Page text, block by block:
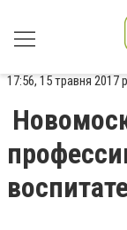
17:56, 15 травня 2017